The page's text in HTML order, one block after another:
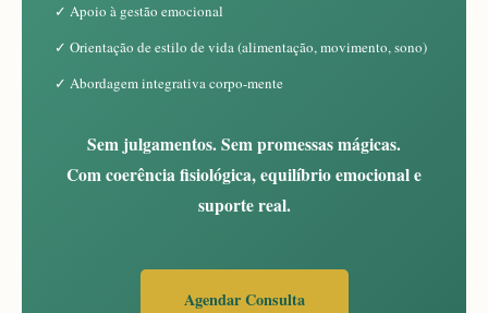
✓ Apoio à gestão emocional
✓ Orientação de estilo de vida (alimentação, movimento, sono)
✓ Abordagem integrativa corpo-mente
Sem julgamentos. Sem promessas mágicas.
Com coerência fisiológica, equilíbrio emocional e
suporte real.
Agendar Consulta